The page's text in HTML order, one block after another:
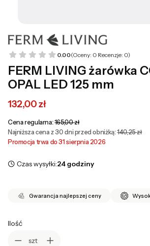
0.00(Oceny: 0 Recenzje: 0)
FERM LIVING żarówka
OPAL LED 125 mm
132,00 zł
Cena regularna:165,00 zł
Najniższa cena z 30 dni przed obniżką: 140,25 zł
Promocja trwa do 31 sierpnia 2026
Czas wysyłki:24 godziny
Gwarancja najlepszej ceny
Ilość
szt